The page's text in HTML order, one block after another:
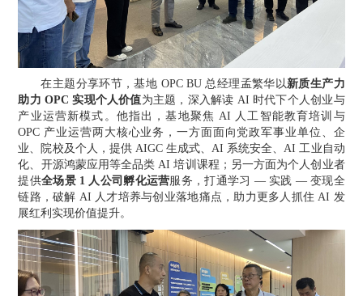
在主题分享环节，基地 OPC BU 总经理孟繁华以 新质生产力
助力 OPC 实现个人价值为主题，深入解读 AI 时代下个人创业与
产业运营新模式。他指出，基地聚焦 AI 人工智能教育培训与
OPC 产业运营两大核心业务，一方面面向党政军事业单位、企
业、院校及个人，提供 AIGC 生成式、AI 系统安全、AI 工业自动
化、开源鸿蒙应用等全品类 AI 培训课程；另一方面为个人创业者
提供全场景1 人公司孵化运营服务，打通学习 — 实践 — 变现全
链路，破解 AI 人才培养与创业落地痛点，助力更多人抓住 AI 发
展红利实现价值提升。